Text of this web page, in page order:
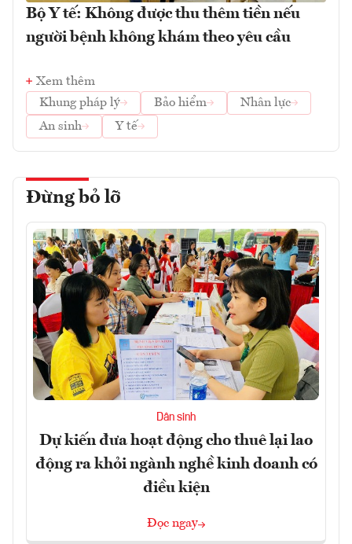
Bộ Y tế: Không được thu thêm tiền nếu
người bệnh không khám theo yêu cầu
Xem thêm
Khung pháp lý
Bảo hiểm
Nhân lực
An sinh
Y tế
Đừng bỏ lỡ
Dân sinh
Dự kiến đưa hoạt động cho thuê lại lao
động ra khỏi ngành nghề kinh doanh có
điều kiện
Đọc ngay